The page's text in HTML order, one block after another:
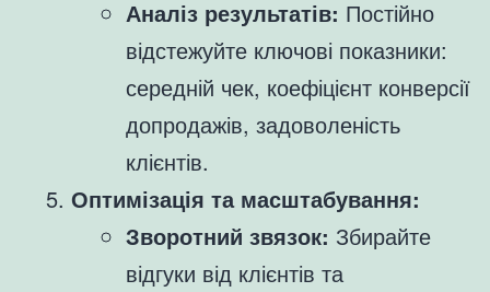
Аналіз результатів: Постійно
відстежуйте ключові показники:
середній чек, коефіцієнт конверсії
допродажів, задоволеність
клієнтів.
Оптимізація та масштабування:
Зворотний звязок: Збирайте
відгуки від клієнтів та